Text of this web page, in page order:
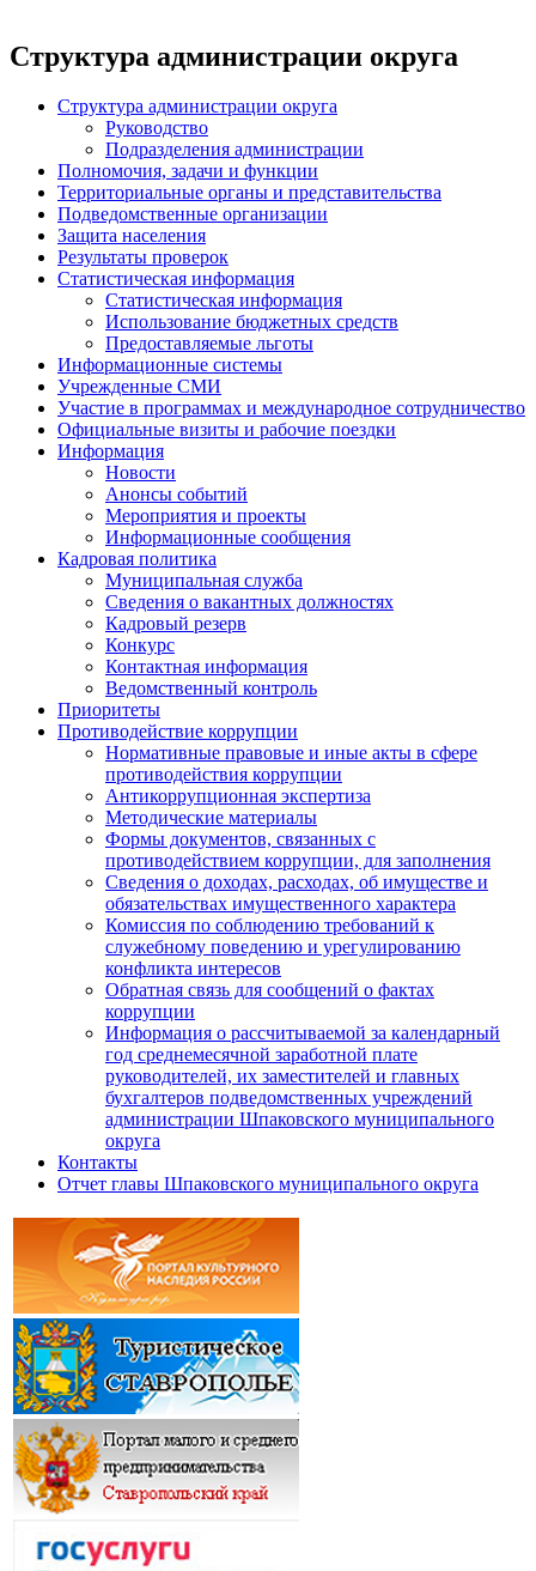
Структура администрации округа
Структура администрации округа
Руководство
Подразделения администрации
Полномочия, задачи и функции
Территориальные органы и представительства
Подведомственные организации
Защита населения
Результаты проверок
Статистическая информация
Статистическая информация
Использование бюджетных средств
Предоставляемые льготы
Информационные системы
Учрежденные СМИ
Участие в программах и международное сотрудничество
Официальные визиты и рабочие поездки
Информация
Новости
Анонсы событий
Мероприятия и проекты
Информационные сообщения
Кадровая политика
Муниципальная служба
Сведения о вакантных должностях
Кадровый резерв
Конкурс
Контактная информация
Ведомственный контроль
Приоритеты
Противодействие коррупции
Нормативные правовые и иные акты в сфере
противодействия коррупции
Антикоррупционная экспертиза
Методические материалы
Формы документов, связанных с
противодействием коррупции, для заполнения
Сведения о доходах, расходах, об имуществе и
обязательствах имущественного характера
Комиссия по соблюдению требований к
служебному поведению и урегулированию
конфликта интересов
Обратная связь для сообщений о фактах
коррупции
Информация о рассчитываемой за календарный
год среднемесячной заработной плате
руководителей, их заместителей и главных
бухгалтеров подведомственных учреждений
администрации Шпаковского муниципального
округа
Контакты
Отчет главы Шпаковского муниципального округа